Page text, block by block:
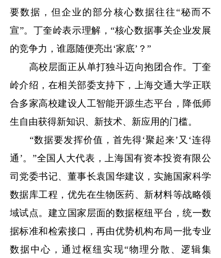
要数据，但企业的部分核心数据往往“秘而不
宣”。丁奎岭表示理解，“核心数据事关企业发展
的竞争力，谁愿随便亮出‘家底’？”
高校层面正从单打独斗迈向抱团合作。丁奎
岭介绍，在相关部委支持下，上海交通大学正联
合多家高校建设人工智能开源生态平台，降低师
生自由获得新知识、新技术、新应用的门槛。
“数据要发挥价值，首先得‘聚起来’又‘连得
通’。”全国人大代表，上海国有资本投资有限公
司党委书记、董事长袁国华建议，实施国家科学
数据库工程，优先在生物医药、新材料等战略领
域试点。建立国家层面的数据枢纽平台，统一数
据标准和检索接口，再由优势机构布局一批专业
数据中心，通过枢纽实现“物理分散、逻辑集